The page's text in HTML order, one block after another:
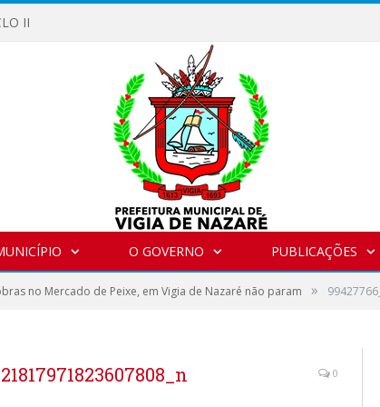
II
O GOVERNO PUBLICAÇÕES
no Mercado de Peixe, em Vigia de Nazaré não param »
0